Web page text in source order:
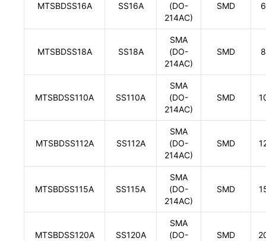
MTSBDSS16A SS16A
(DO-
214AC)
SMD
MTSBDSS18A SS18A
SMA
(DO-
214AC)
SMD
MTSBDSS110A SS110A
SMA
(DO-
214AC)
SMD
MTSBDSS112A SS112A
SMA
(DO-
214AC)
SMD
MTSBDSS115A SS115A
SMA
(DO-
214AC)
SMD
MTSBDSS120A SS120A
SMA
(DO-
SMD